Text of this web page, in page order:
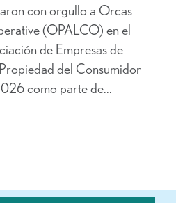
con orgullo a Orcas
(OPALCO) en el
de Empresas de
del Consumidor
como parte de...